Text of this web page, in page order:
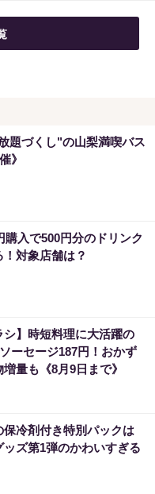
題づくし"の山梨満喫バス
》
購入で500円分のドリンク
対象店舗は？
シ】時短料理に大活躍の
ーセージ187円！おかず
量も《8月9日まで》
冷剤付き特別パックは
ズ第1弾のかわいすぎる